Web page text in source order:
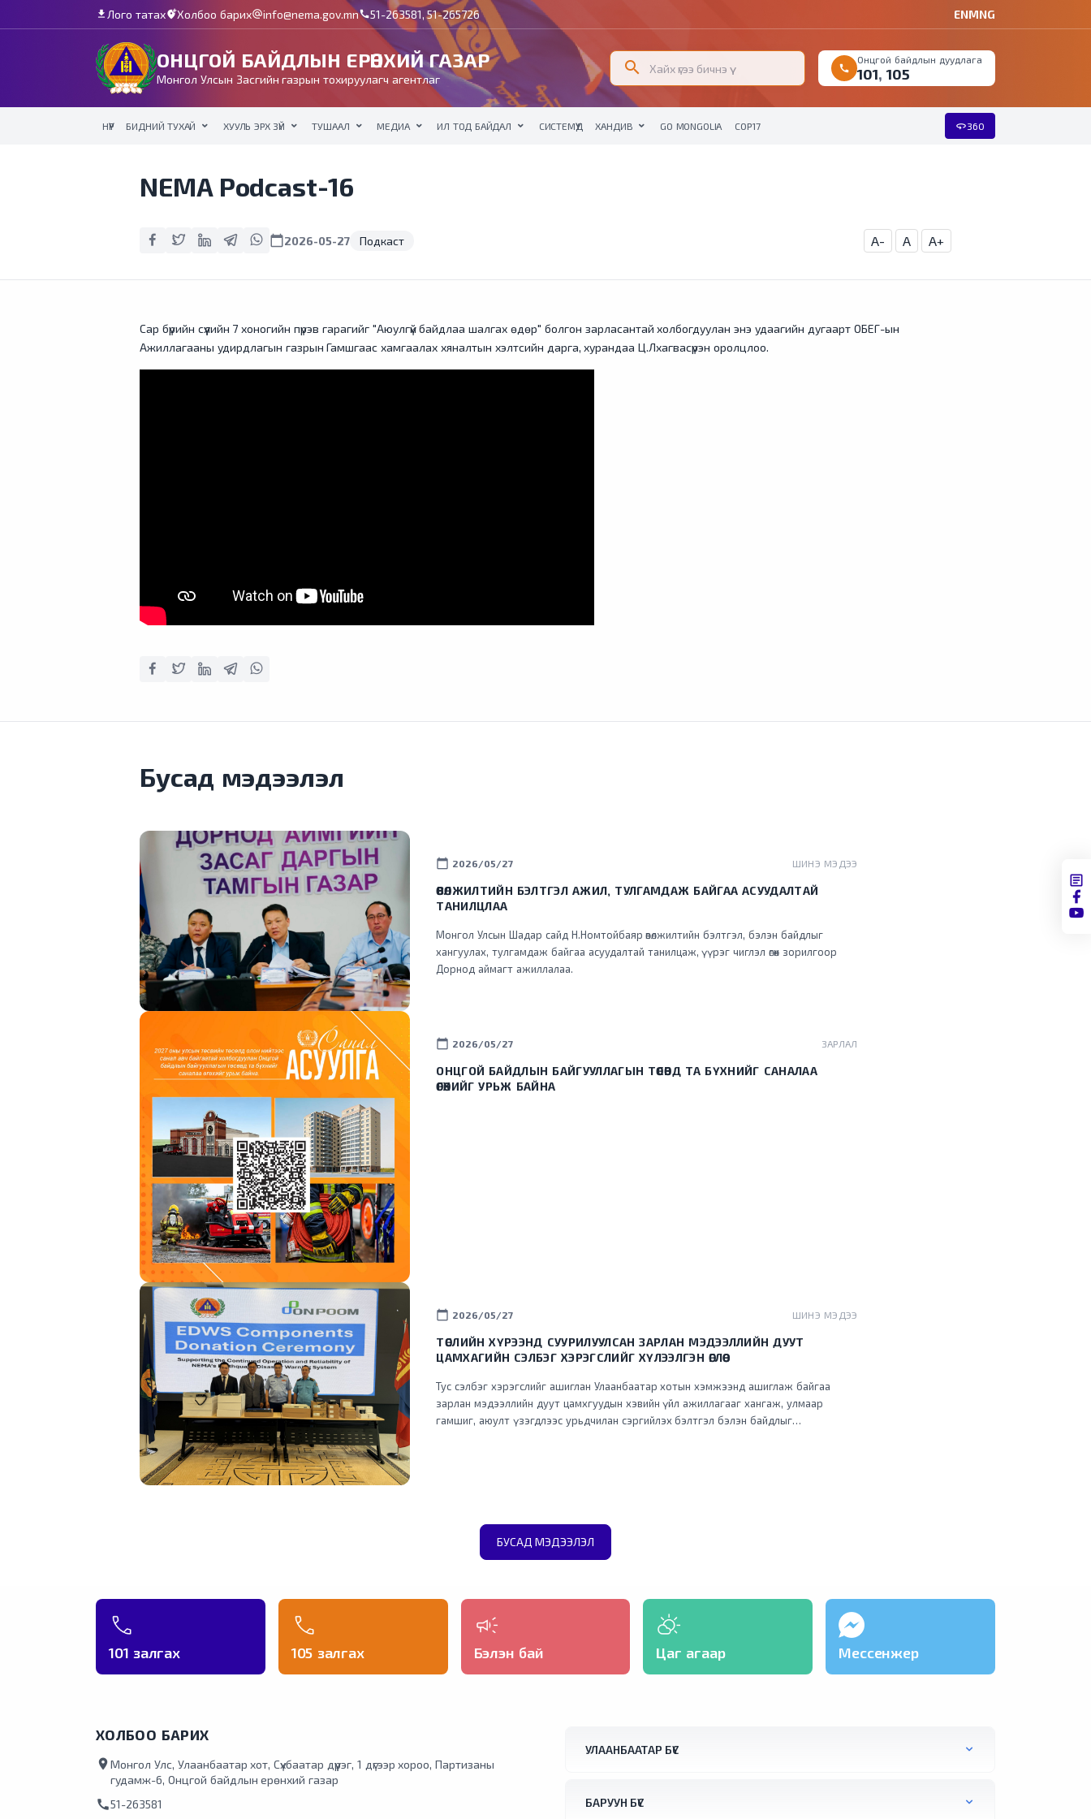
download Лого татахadd_location_altХолбоо барихalternate_emailinfo@nema.gov.mncall51-263581, 51-265726 ENMNG
ОНЦГОЙ БАЙДЛЫН ЕРӨНХИЙ ГАЗАР
Монгол Улсын Засгийн газрын тохируулагч агентлаг
search call
Онцгой байдлын дуудлага
101,105
НҮҮР БИДНИЙ ТУХАЙ ХУУЛЬ ЭРХ ЗҮЙ ТУШААЛ МЕДИА ИЛ ТОД БАЙДАЛ СИСТЕМҮҮД ХАНДИВ GO MONGOLIA COP17 360360
NEMA Podcast-16
calendar_today2026-05-27 Подкаст A- A A+
Сар бүрийн сүүлийн 7 хоногийн пүрэв гарагийг "Аюулгүй байдлаа шалгах өдөр" болгон зарласантай холбогдуулан энэ удаагийн дугаарт ОБЕГ-ын
Ажиллагааны удирдлагын газрын Гамшгаас хамгаалах хяналтын хэлтсийн дарга, хурандаа Ц.Лхагвасүрэн оролцлоо.
Бусад мэдээлэл
calendar_today 2026/05/27 ШИНЭ МЭДЭЭ
ӨВӨЛЖИЛТИЙН БЭЛТГЭЛ АЖИЛ, ТУЛГАМДАЖ БАЙГАА АСУУДАЛТАЙ
ТАНИЛЦЛАА
Монгол Улсын Шадар сайд Н.Номтойбаяр өвөлжилтийн бэлтгэл, бэлэн байдлыг
хангуулах, тулгамдаж байгаа асуудалтай танилцаж, үүрэг чиглэл өгөх зорилгоор
Дорнод аймагт ажиллалаа.
calendar_today 2026/05/27 ЗАРЛАЛ
ОНЦГОЙ БАЙДЛЫН БАЙГУУЛЛАГЫН ТӨСӨВД ТА БҮХНИЙГ САНАЛАА
ӨГӨХИЙГ УРЬЖ БАЙНА
calendar_today 2026/05/27 ШИНЭ МЭДЭЭ
ТӨСЛИЙН ХҮРЭЭНД СУУРИЛУУЛСАН ЗАРЛАН МЭДЭЭЛЛИЙН ДУУТ
ЦАМХАГИЙН СЭЛБЭГ ХЭРЭГСЛИЙГ ХҮЛЭЭЛГЭН ӨГЛӨӨ
Тус сэлбэг хэрэгслийг ашиглан Улаанбаатар хотын хэмжээнд ашиглаж байгаа
зарлан мэдээллийн дуут цамхгуудын хэвийн үйл ажиллагааг хангаж, улмаар
гамшиг, аюулт үзэгдлээс урьдчилан сэргийлэх бэлтгэл бэлэн байдлыг
БУСАД МЭДЭЭЛЭЛ
101 залгах 105 залгах Бэлэн бай Цаг агаар Мессенжер
ХОЛБОО БАРИХ
location_onМонгол Улс, Улаанбаатар хот, Сүхбаатар дүүрэг, 1 дүгээр хороо, Партизаны
гудамж-6, Онцгой байдлын ерөнхий газар
call51-263581
УЛААНБААТАР БҮС
БАРУУН БҮС